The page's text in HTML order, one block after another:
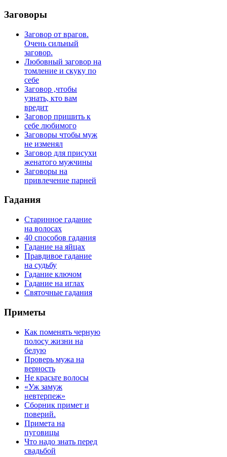
Заговоры
Заговор от врагов.
Очень сильный
заговор.
Любовный заговор на
томление и скуку по
себе
Заговор ,чтобы
узнать, кто вам
вредит
Заговор пришить к
себе любимого
Заговоры чтобы муж
не изменял
Заговор для присухи
женатого мужчины
Заговоры на
привлечение парней
Гадания
Старинное гадание
на волосах
40 способов гадания
Гадание на яйцах
Правдивое гадание
на судьбу
Гадание ключом
Гадание на иглах
Святочные гадания
Приметы
Как поменять черную
полосу жизни на
белую
Проверь мужа на
верность
Не красьте волосы
«Уж замуж
невтерпеж»
Сборник примет и
поверий.
Примета на
пуговицы
Что надо знать перед
свадьбой